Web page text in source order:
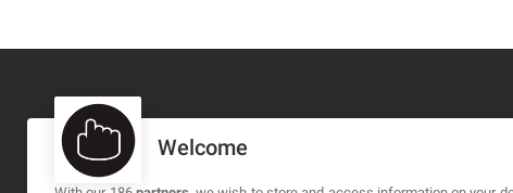
MA-NO WEB DESIGN AND DEVELOPMENT S.L.
Welcome